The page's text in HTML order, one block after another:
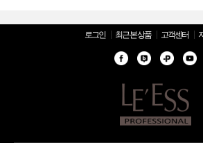
로그인 최근 본 상품 고객센터